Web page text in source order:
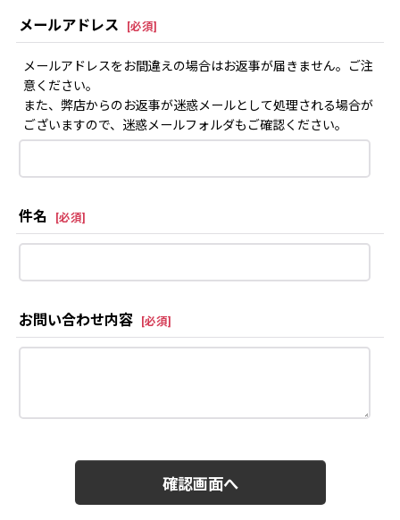
メールアドレス [必須]
メールアドレスをお間違えの場合はお返事が届きません。ご注
意ください。
また、弊店からのお返事が迷惑メールとして処理される場合が
ございますので、迷惑メールフォルダもご確認ください。
件名 [必須]
お問い合わせ内容 [必須]
確認画面へ